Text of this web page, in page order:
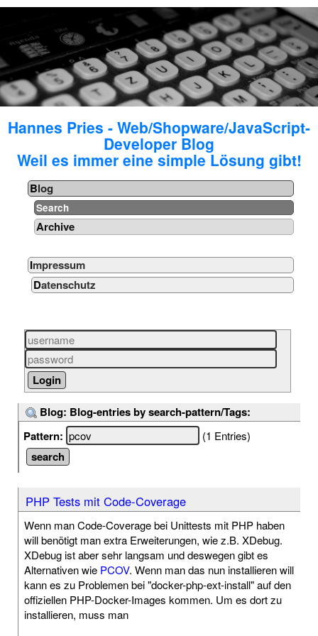
Hannes Pries - Web/Shopware/JavaScript-
Developer Blog
Weil es immer eine simple Lösung gibt!
Blog
Search
Archive
Impressum
Datenschutz
Blog: Blog-entries by search-pattern/Tags:
Pattern:
(1 Entries)
PHP Tests mit Code-Coverage
Wenn man Code-Coverage bei Unittests mit PHP haben
will benötigt man extra Erweiterungen, wie z.B. XDebug.
XDebug ist aber sehr langsam und deswegen gibt es
Alternativen wie PCOV. Wenn man das nun installieren will
kann es zu Problemen bei "docker-php-ext-install" auf den
offiziellen PHP-Docker-Images kommen. Um es dort zu
installieren, muss man